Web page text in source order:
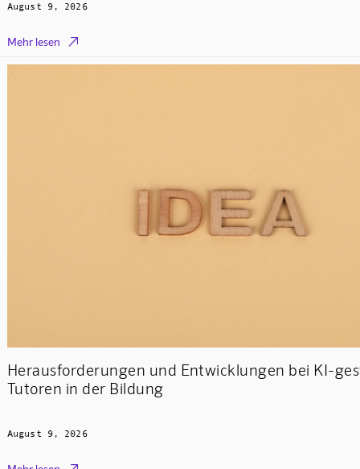
August 9, 2026
Mehr lesen 
Herausforderungen und Entwicklungen bei KI-
Tutoren in der Bildung
August 9, 2026